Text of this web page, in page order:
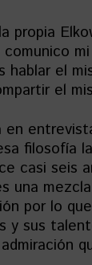
propia
hablar el
el
en
filosofía
casi seis
una
por lo
y sus